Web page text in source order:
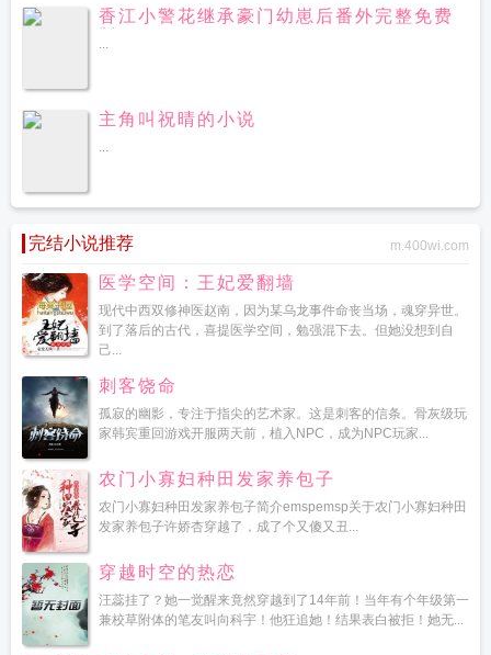
香江小警花继承豪门幼崽后番外完整免费
...
主角叫祝晴的小说
...
完结小说推荐 m.400wi.com
医学空间：王妃爱翻墙
现代中西双修神医赵南，因为某乌龙事件命丧当场，魂穿异世。
到了落后的古代，喜提医学空间，勉强混下去。但她没想到自
己...
刺客饶命
孤寂的幽影，专注于指尖的艺术家。这是刺客的信条。骨灰级玩
家韩宾重回游戏开服两天前，植入NPC，成为NPC玩家...
农门小寡妇种田发家养包子
农门小寡妇种田发家养包子简介emspemsp关于农门小寡妇种田
发家养包子许娇杏穿越了，成了个又傻又丑...
穿越时空的热恋
汪蕊挂了？她一觉醒来竟然穿越到了14年前！当年有个年级第一
兼校草附体的笔友叫向科宇！他狂追她！结果表白被拒！她无...